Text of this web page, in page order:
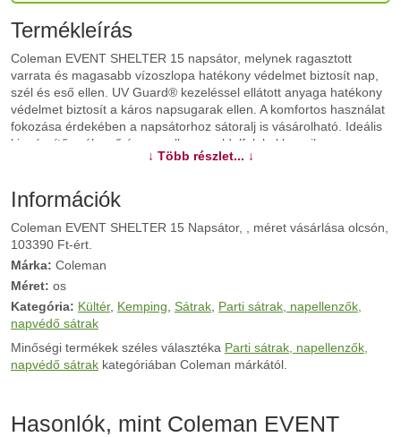
Termékleírás
Coleman EVENT SHELTER 15 napsátor, melynek ragasztott
varrata és magasabb vízoszlopa hatékony védelmet biztosít nap,
szél és eső ellen. UV Guard® kezeléssel ellátott anyaga hatékony
védelmet biztosít a káros napsugarak ellen. A komfortos használat
fokozása érdekében a napsátorhoz sátoralj is vásárolható. Ideális
kiegészítő szél, eső és nap ellen az oldalfalak, klasszikus,
cipzáras, ami egyben ajtóként is szolgálhat, vagy besötétíthető
Újdonsága a csatlakoztató, ami segítségével két napsátor
összecsatolható, s így nagyobb tér alakul ki.
További információk>>
↓ Több részlet... ↓
Információk
Coleman EVENT SHELTER 15 Napsátor, , méret vásárlása olcsón,
103390 Ft-ért.
Márka: Coleman
Méret: os
Kategória: Kültér, Kemping Sátrak Parti sátrak, napellenzők,
napvédő sátrak
Minőségi termékek széles választéka Parti sátrak, napellenzők,
napvédő sátrak kategóriában Coleman márkától.
Hasonlók, mint Coleman EVENT